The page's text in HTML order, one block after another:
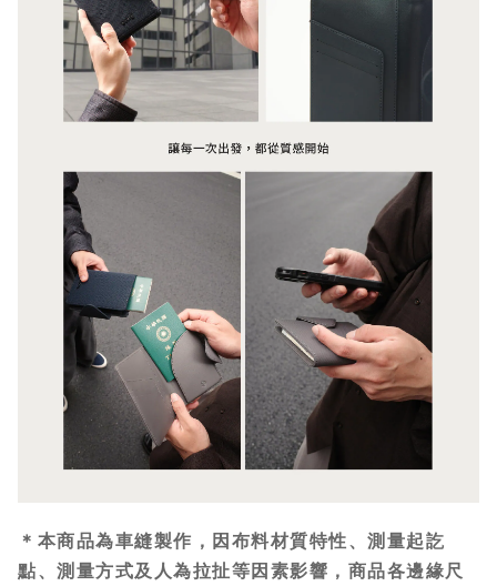
＊本商品為車縫製作，因布料材質特性、測量起訖
點、測量方式及人為拉扯等因素影響，商品各邊緣尺